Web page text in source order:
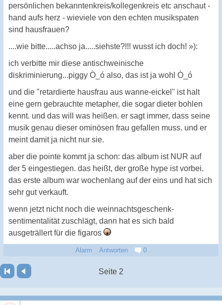
persönlichen bekanntenkreis/kollegenkreis etc anschaut -
hand aufs herz - wieviele von den echten musikspaten
sind hausfrauen?
....wie bitte.....achso ja.....siehste?!!! wusst ich doch! »):
ich verbitte mir diese antischweinische
diskriminierung...piggy Ò_ó also, das ist ja wohl Ò_ó
und die "retardierte hausfrau aus wanne-eickel" ist halt
eine gern gebrauchte metapher, die sogar dieter bohlen
kennt. und das will was heißen. er sagt immer, dass seine
musik genau dieser ominösen frau gefallen muss. und er
meint damit ja nicht nur sie.
aber die pointe kommt ja schon: das album ist NUR auf
der 5 eingestiegen. das heißt, der große hype ist vorbei.
das erste album war wochenlang auf der eins und hat sich
sehr gut verkauft.
wenn jetzt nicht noch die weinnachtsgeschenk-
sentimentalität zuschlägt, dann hat es sich bald
ausgeträllert für die figaros
Alarm Antworten 0
Seite 2